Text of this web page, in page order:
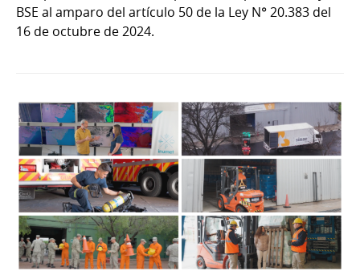
BSE al amparo del artículo 50 de la Ley N° 20.383 del
16 de octubre de 2024.